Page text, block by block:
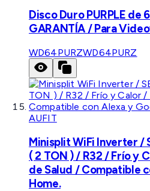
Disco Duro PURPLE de
GARANTÍA / Para
WD64PURZWD64PURZ
AUFIT
Minisplit WiFi Inverter /
( 2 TON ) / R32 / Frío y
de Salud / Compatible
Home.